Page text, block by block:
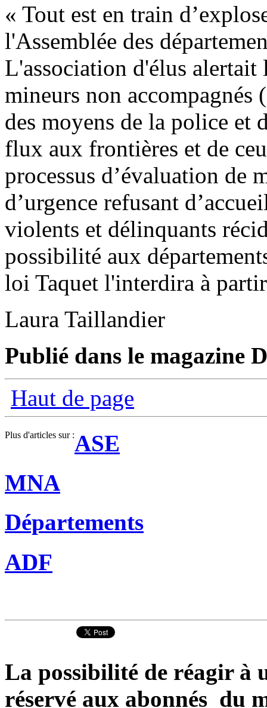
« Tout est en train
l'Assemblée des
L'association d'élus alertait
mineurs non
des moyens de la police et
flux aux frontières et de
processus d’évaluation de
d’urgence refusant
violents et délinquants
possibilité aux
loi Taquet l'interdira à
Laura Taillandier
Publié dans le magazine
Haut de page
Plus d'articles sur :ASE
MNA
Départements
ADF
La possibilité de réagir à
réservé aux abonnés du